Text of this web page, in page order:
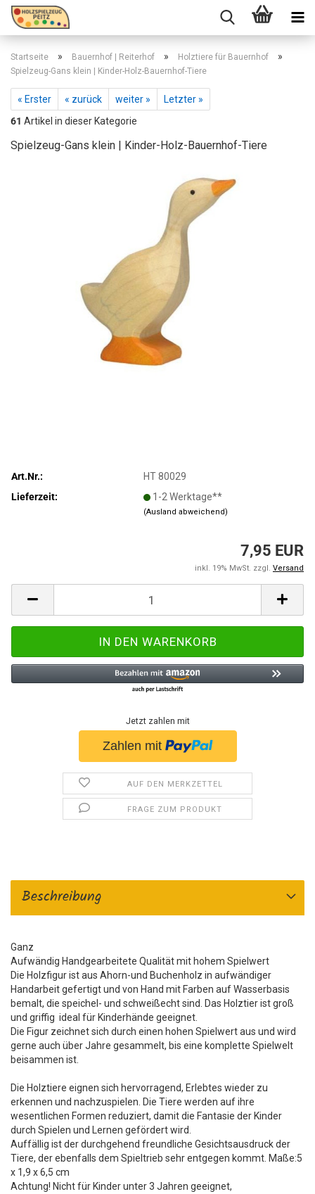
Startseite » Bauernhof | Reiterhof » Holztiere für Bauernhof »
Spielzeug-Gans klein | Kinder-Holz-Bauernhof-Tiere
« Erster « zurück weiter »
Letzter »
61 Artikel in dieser Kategorie
Spielzeug-Gans klein | Kinder-Holz-Bauernhof-Tiere
Art.Nr.:
HT 80029
Lieferzeit:
1-2 Werktage**
(Ausland abweichend)
7,95 EUR
inkl. 19% MwSt. zzgl. Versand
Jetzt zahlen mit
AUF DEN MERKZETTEL
FRAGE ZUM PRODUKT
Beschreibung
Ganz
Aufwändig Handgearbeitete Qualität mit hohem Spielwert
Die Holzfigur ist aus Ahorn-und Buchenholz in aufwändiger
Handarbeit gefertigt und von Hand mit Farben auf Wasserbasis
bemalt, die speichel- und schweißecht sind. Das Holztier ist groß
und griffig ideal für Kinderhände geeignet.
Die Figur zeichnet sich durch einen hohen Spielwert aus und wird
gerne auch über Jahre gesammelt, bis eine komplette Spielwelt
beisammen ist.
Die Holztiere eignen sich hervorragend, Erlebtes wieder zu
erkennen und nachzuspielen. Die Tiere werden auf ihre
wesentlichen Formen reduziert, damit die Fantasie der Kinder
durch Spielen und Lernen gefördert wird.
Auffällig ist der durchgehend freundliche Gesichtsausdruck der
Tiere, der ebenfalls dem Spieltrieb sehr entgegen kommt. Maße:5
x 1,9 x 6,5 cm
Achtung! Nicht für Kinder unter 3 Jahren geeignet,